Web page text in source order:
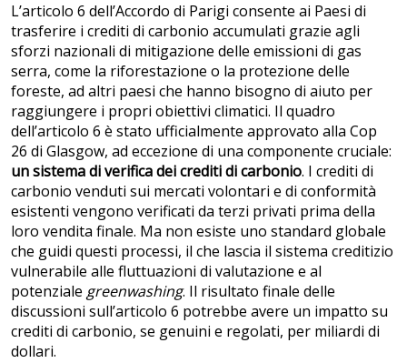
L’articolo 6 dell’Accordo di Parigi consente ai Paesi di
trasferire i crediti di carbonio accumulati grazie agli
sforzi nazionali di mitigazione delle emissioni di gas
serra, come la riforestazione o la protezione delle
foreste, ad altri paesi che hanno bisogno di aiuto per
raggiungere i propri obiettivi climatici. Il quadro
dell’articolo 6 è stato ufficialmente approvato alla Cop
26 di Glasgow, ad eccezione di una componente cruciale:
un sistema di verifica dei crediti di carbonio. I crediti di
carbonio venduti sui mercati volontari e di conformità
esistenti vengono verificati da terzi privati prima della
loro vendita finale. Ma non esiste uno standard globale
che guidi questi processi, il che lascia il sistema creditizio
vulnerabile alle fluttuazioni di valutazione e al
potenziale greenwashing. Il risultato finale delle
discussioni sull’articolo 6 potrebbe avere un impatto su
crediti di carbonio, se genuini e regolati, per miliardi di
dollari.